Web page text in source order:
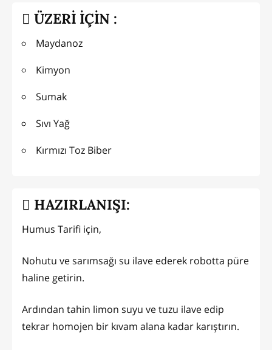
ÜZERİ İÇİN :
Maydanoz
Kimyon
Sumak
Sıvı Yağ
Kırmızı Toz Biber
HAZIRLANIŞI:
Humus Tarifi için,
Nohutu ve sarımsağı su ilave ederek robotta püre
haline getirin.
Ardından tahin limon suyu ve tuzu ilave edip
tekrar homojen bir kıvam alana kadar karıştırın.